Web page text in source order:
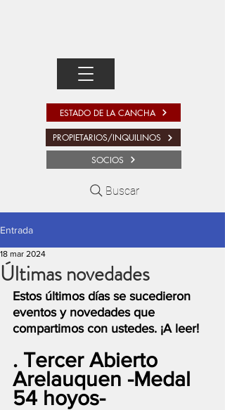
SOCIOS
ESTADO DE LA CANCHA
PROPIETARIOS/INQUILINOS
Buscar
Entrada
Últimas novedades
18 mar 2024
Estos últimos días se sucedieron
eventos y novedades que
compartimos con ustedes. ¡A leer!
. Tercer Abierto
Arelauquen -Medal
54 hoyos-